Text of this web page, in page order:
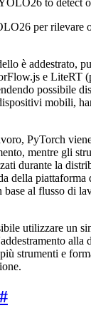
per rilevare
è addestrato,
e LiteRT
possibile
mobili,
PyTorch
mentre gli
durante la
della piattaforma
base al flusso di
utilizzare un
alla
strumenti e
#